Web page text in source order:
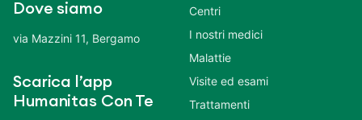
Dove siamo
via Mazzini 11, Bergamo
Scarica l’app
Humanitas Con Te
Centri
I nostri medici
Malattie
Visite ed esami
Trattamenti